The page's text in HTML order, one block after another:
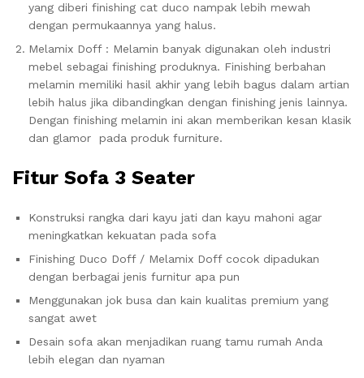
yang diberi finishing cat duco nampak lebih mewah
dengan permukaannya yang halus.
Melamix Doff : Melamin banyak digunakan oleh industri
mebel sebagai finishing produknya. Finishing berbahan
melamin memiliki hasil akhir yang lebih bagus dalam artian
lebih halus jika dibandingkan dengan finishing jenis lainnya.
Dengan finishing melamin ini akan memberikan kesan klasik
dan glamor pada produk furniture.
Fitur Sofa 3 Seater
Konstruksi rangka dari kayu jati dan kayu mahoni agar
meningkatkan kekuatan pada sofa
Finishing Duco Doff / Melamix Doff cocok dipadukan
dengan berbagai jenis furnitur apa pun
Menggunakan jok busa dan kain kualitas premium yang
sangat awet
Desain sofa akan menjadikan ruang tamu rumah Anda
lebih elegan dan nyaman